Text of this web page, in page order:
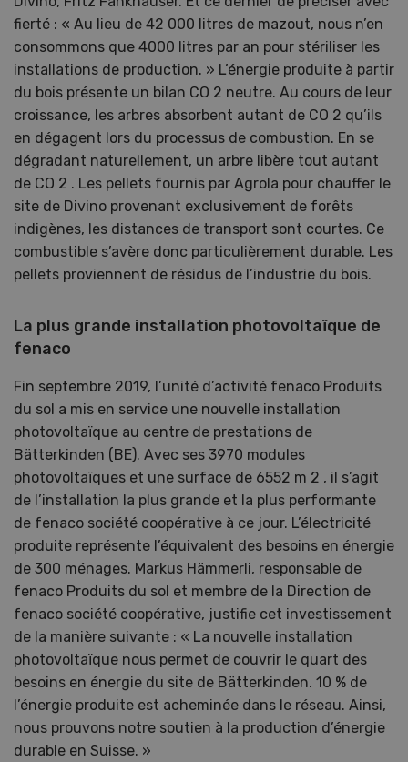
fierté : « Au lieu de 42 000 litres de mazout, nous n’en
consommons que 4000 litres par an pour stériliser les
installations de production. » L’énergie produite à partir
du bois présente un bilan CO 2 neutre. Au cours de leur
croissance, les arbres absorbent autant de CO 2 qu’ils
en dégagent lors du processus de combustion. En se
dégradant naturellement, un arbre libère tout autant
de CO 2 . Les pellets fournis par Agrola pour chauffer le
site de Divino provenant exclusivement de forêts
indigènes, les distances de transport sont courtes. Ce
combustible s’avère donc particulièrement durable. Les
pellets proviennent de résidus de l’industrie du bois.
La plus grande installation photovoltaïque de
fenaco
Fin septembre 2019, l’unité d’activité fenaco Produits
du sol a mis en service une nouvelle installation
photovoltaïque au centre de prestations de
Bätterkinden (BE). Avec ses 3970 modules
photovoltaïques et une surface de 6552 m 2 , il s’agit
de l’installation la plus grande et la plus performante
de fenaco société coopérative à ce jour. L’électricité
produite représente l’équivalent des besoins en énergie
de 300 ménages. Markus Hämmerli, responsable de
fenaco Produits du sol et membre de la Direction de
fenaco société coopérative, justifie cet investissement
de la manière suivante : « La nouvelle installation
photovoltaïque nous permet de couvrir le quart des
besoins en énergie du site de Bätterkinden. 10 % de
l’énergie produite est acheminée dans le réseau. Ainsi,
nous prouvons notre soutien à la production d’énergie
durable en Suisse. »